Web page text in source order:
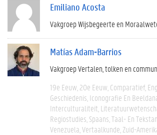
Emiliano Acosta
Vakgroep Wijsbegeerte en
Matías Adam-Barrios
Vakgroep Vertalen, tolken en
19e Eeuw 20e Eeuw Comparatief
Geschiedenis Iconografie En
Interculturaliteit
Regiostudies Spaans Taal- En
Venezuela Vertaalkunde Zuid-